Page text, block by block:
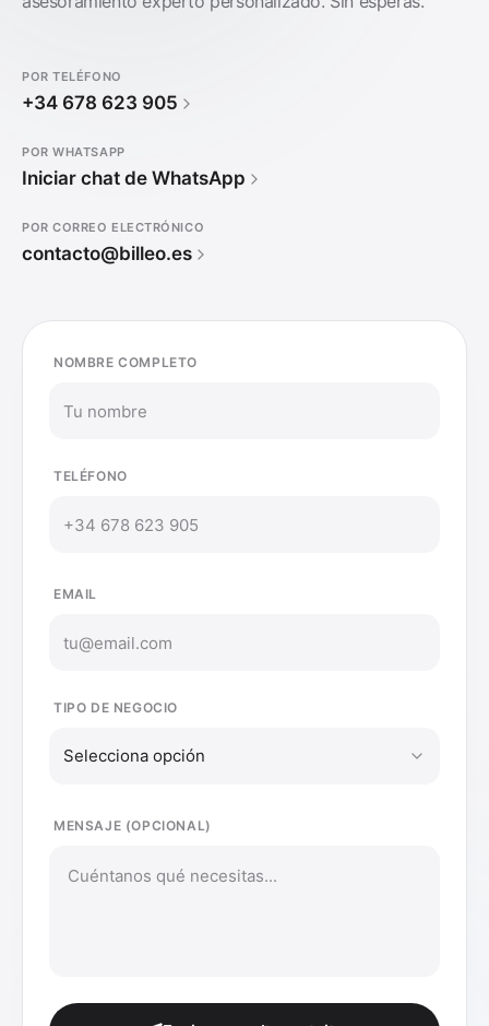
POR TELÉFONO
+34 678 623 905
POR WHATSAPP
Iniciar chat de WhatsApp
POR CORREO ELECTRÓNICO
contacto@billeo.es
NOMBRE COMPLETO
TELÉFONO
EMAIL
TIPO DE NEGOCIO
Selecciona opción
MENSAJE (OPCIONAL)